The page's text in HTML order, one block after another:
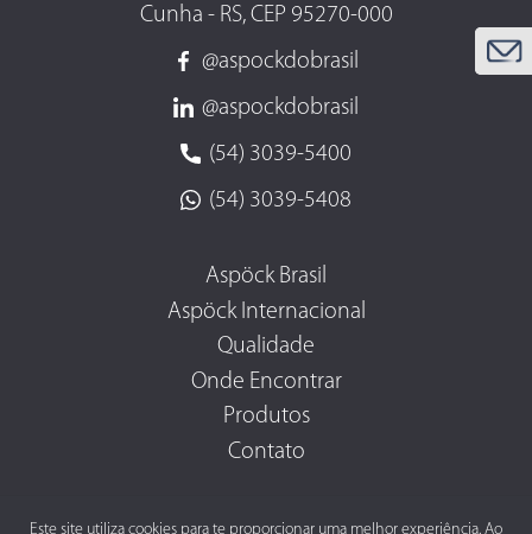
Este site utiliza cookies para te proporcionar uma melhor experiência. Ao
Cunha - RS, CEP 95270-000
@aspockdobrasil
@aspockdobrasil
(54) 3039-5400
(54) 3039-5408
Aspöck Brasil
Aspöck Internacional
Qualidade
Onde Encontrar
Produtos
Contato